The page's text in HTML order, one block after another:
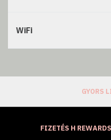
WiFi
GYORS
FIZETÉS H